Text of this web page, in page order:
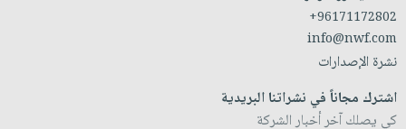
+96171172802
info@nwf.com
نشرة الإصدارات
اشترك مجاناً في نشراتنا البريدية
كي يصلك آخر أخبار الشركة